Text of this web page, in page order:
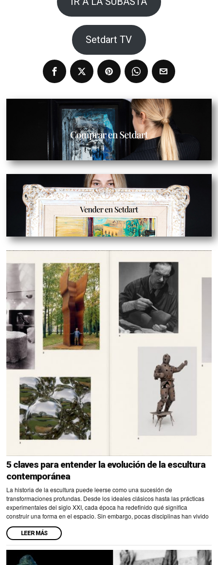
Setdart TV
5 claves para entender la evolución de la escultura
contemporánea
La historia de la escultura puede leerse como una sucesión de
transformaciones profundas. Desde los ideales clásicos hasta las prácticas
experimentales del siglo XXI, cada época ha redefinido qué significa
construir una forma en el espacio. Sin embargo, pocas disciplinas han vivido
LEER MÁS